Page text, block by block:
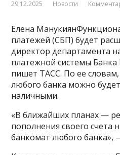
29.12.2025 Новости
Елена
платежей (СБП) будет
директор департамента
платежной системы Банка
пишет ТАСС. По ее
любого банка можно
наличными.
«В ближайших планах —
пополнения своего счета
банкомат любого банка»,